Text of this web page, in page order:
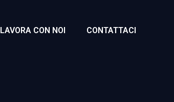
LAVORA CON NOI CONTATTACI